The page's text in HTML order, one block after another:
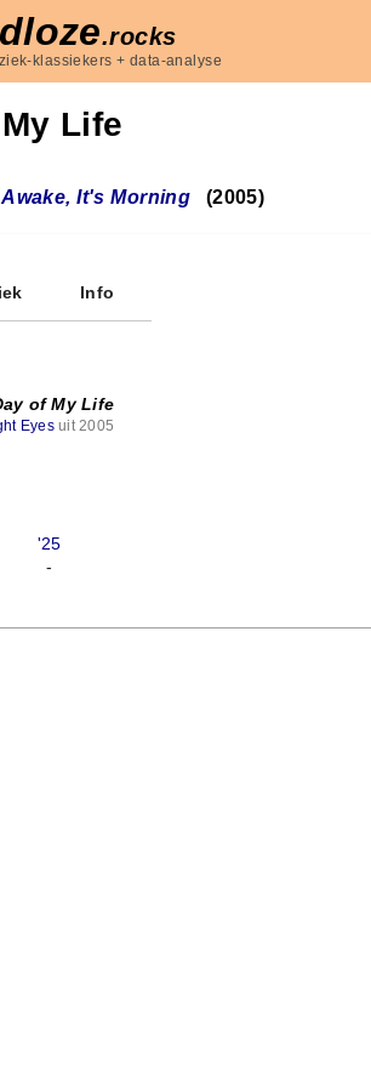
.rocks
klassiekers + data-analyse
Life
It's Morning (2005)
Info
of My Life
Eyesuit 2005
'25
-